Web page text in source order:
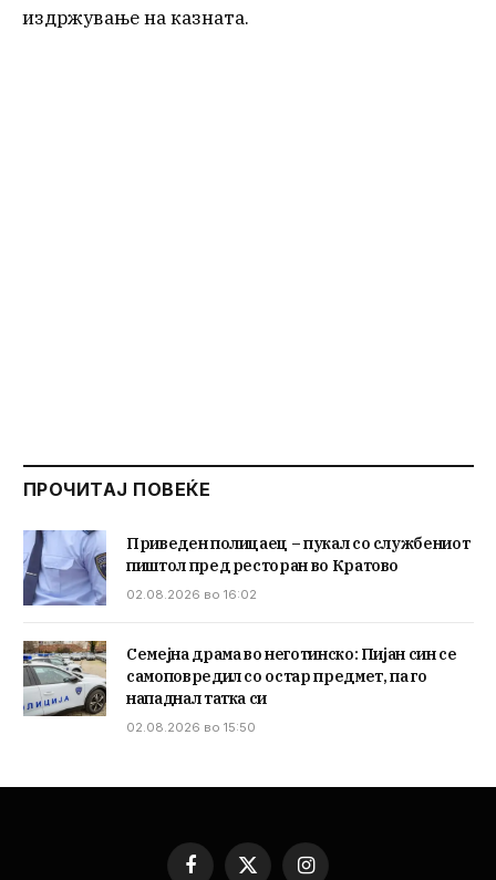
издржување на казната.
ПРОЧИТАЈ ПОВЕЌЕ
Приведен полицаец – пукал со службениот
пиштол пред ресторан во Кратово
02.08.2026 во 16:02
Семејна драма во неготинско: Пијан син се
самоповредил со остар предмет, па го
нападнал татка си
02.08.2026 во 15:50
Facebook
X Instagram